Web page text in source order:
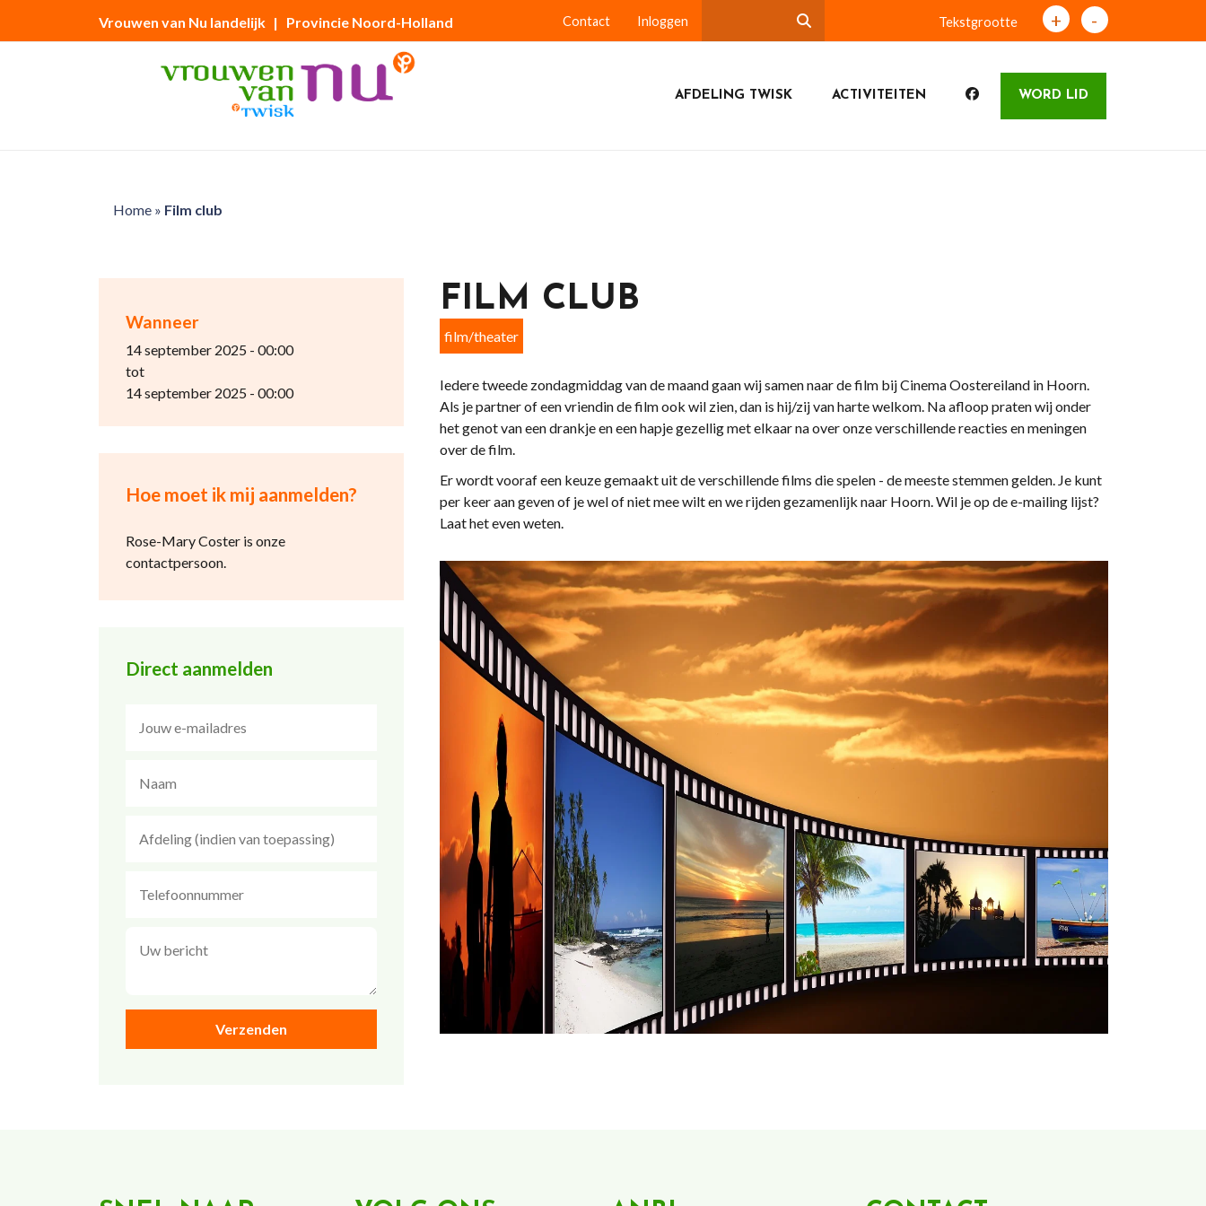
Vrouwen van Nu landelijk | Provincie Noord-Holland Contact Inloggen Tekstgrootte + -
AFDELING TWISK ACTIVITEITEN WORD LID
Home» Film club
Wanneer
14 september 2025 - 00:00
tot
14 september 2025 - 00:00
Hoe moet ik mij aanmelden?
Rose-Mary Coster is onze
contactpersoon.
Direct aanmelden
FILM CLUB
film/theater
Iedere tweede zondagmiddag van de maand gaan wij samen naar de film bij Cinema Oostereiland in Hoorn.
Als je partner of een vriendin de film ook wil zien, dan is hij/zij van harte welkom. Na afloop praten wij onder
het genot van een drankje en een hapje gezellig met elkaar na over onze verschillende reacties en meningen
over de film.
Er wordt vooraf een keuze gemaakt uit de verschillende films die spelen - de meeste stemmen gelden. Je kunt
per keer aan geven of je wel of niet mee wilt en we rijden gezamenlijk naar Hoorn. Wil je op de e-mailing lijst?
Laat het even weten.